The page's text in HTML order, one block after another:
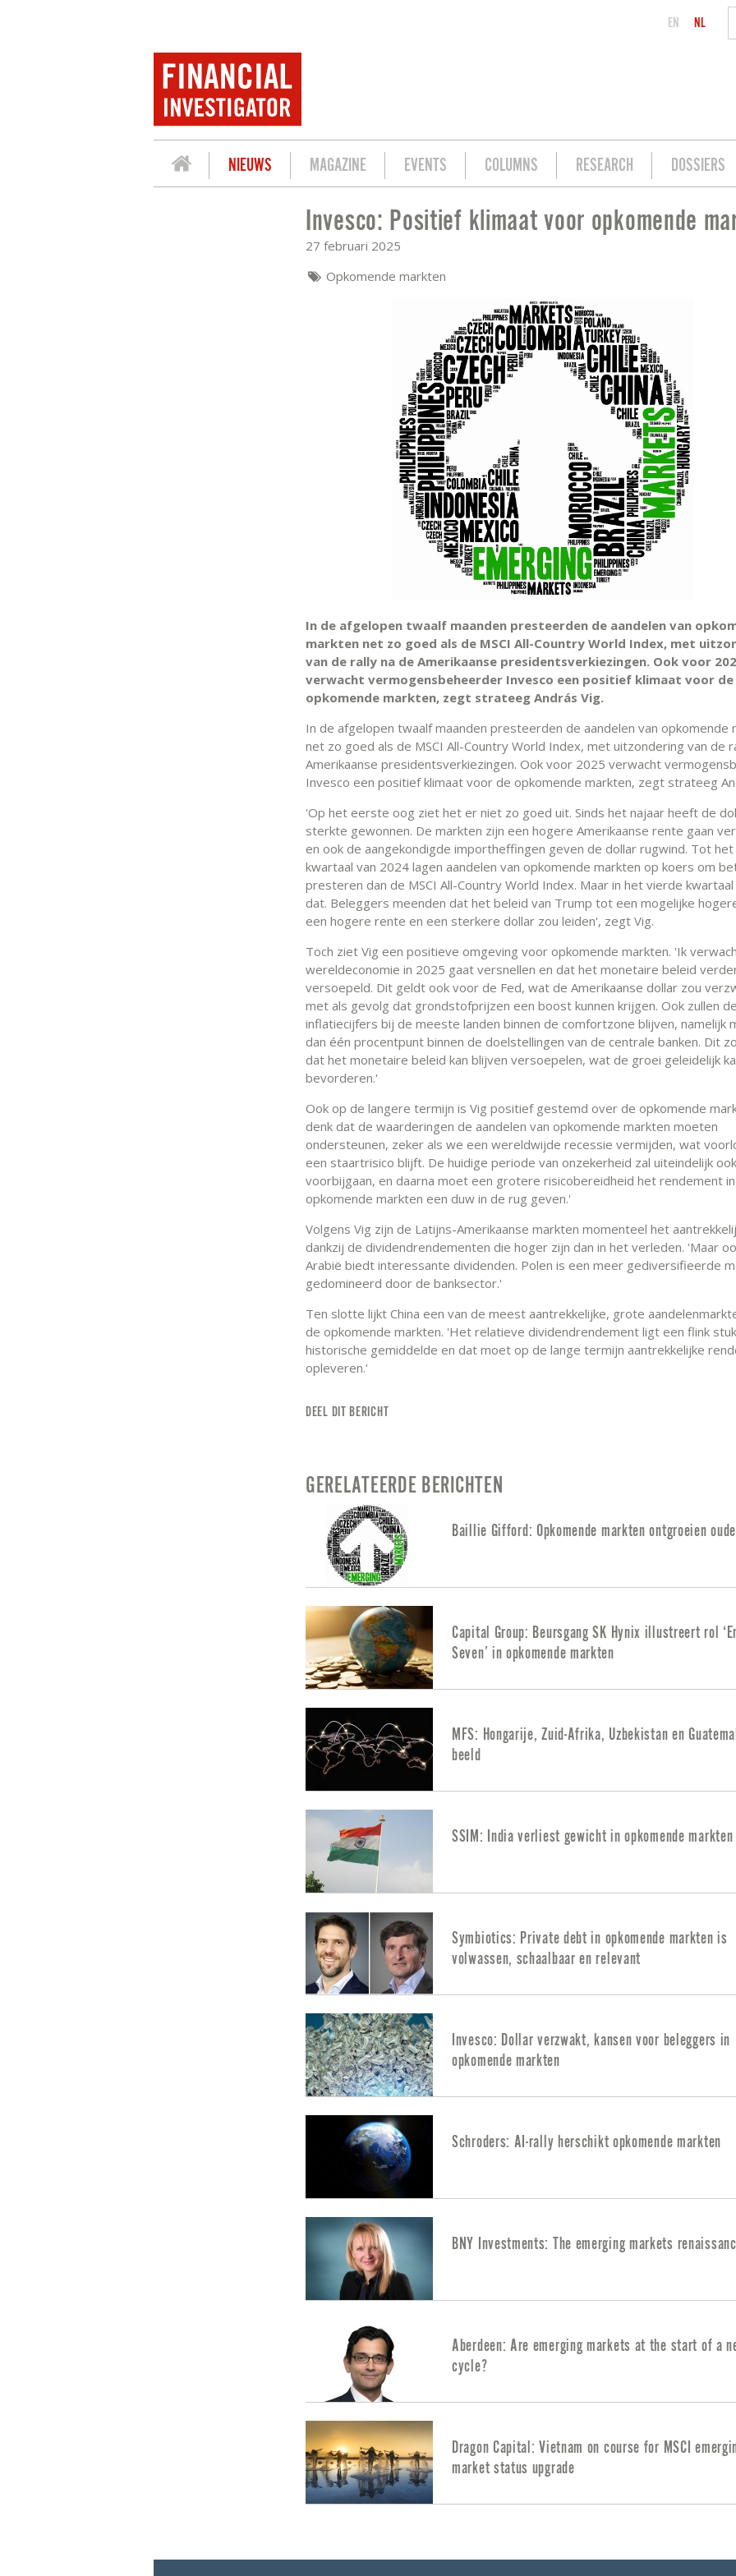
EN NL
NIEUWS MAGAZINE EVENTS COLUMNS RESEARCH DOSSIERS
INVESCO: POSITIEF KLIMAAT VOOR OPKOMENDE MARKTEN
Invesco: Positief klimaat voor opkomende
27 februari 2025
Opkomende markten
In de afgelopen twaalf maanden presteerden de aandelen van
markten net zo goed als de MSCI All-Country World Index, met
van de rally na de Amerikaanse presidentsverkiezingen. Ook voor
verwacht vermogensbeheerder Invesco een positief klimaat voor de
opkomende markten, zegt strateeg András Vig.
In de afgelopen twaalf maanden presteerden de aandelen van opkomende
net zo goed als de MSCI All-Country World Index, met uitzondering van de
Amerikaanse presidentsverkiezingen. Ook voor 2025 verwacht
Invesco een positief klimaat voor de opkomende markten, zegt strateeg
'Op het eerste oog ziet het er niet zo goed uit. Sinds het najaar heeft de
sterkte gewonnen. De markten zijn een hogere Amerikaanse rente gaan
en ook de aangekondigde importheffingen geven de dollar rugwind. Tot
kwartaal van 2024 lagen aandelen van opkomende markten op koers om
presteren dan de MSCI All-Country World Index. Maar in het vierde
dat. Beleggers meenden dat het beleid van Trump tot een mogelijke
een hogere rente en een sterkere dollar zou leiden', zegt Vig.
Toch ziet Vig een positieve omgeving voor opkomende markten. 'Ik
wereldeconomie in 2025 gaat versnellen en dat het monetaire beleid
versoepeld. Dit geldt ook voor de Fed, wat de Amerikaanse dollar zou
met als gevolg dat grondstofprijzen een boost kunnen krijgen. Ook zullen de
inflatiecijfers bij de meeste landen binnen de comfortzone blijven, namelijk
dan één procentpunt binnen de doelstellingen van de centrale banken. Dit
dat het monetaire beleid kan blijven versoepelen, wat de groei geleidelijk
bevorderen.'
Ook op de langere termijn is Vig positief gestemd over de opkomende
denk dat de waarderingen de aandelen van opkomende markten moeten
ondersteunen, zeker als we een wereldwijde recessie vermijden, wat
een staartrisico blijft. De huidige periode van onzekerheid zal uiteindelijk ook
voorbijgaan, en daarna moet een grotere risicobereidheid het rendement in
opkomende markten een duw in de rug geven.'
Volgens Vig zijn de Latijns-Amerikaanse markten momenteel het
dankzij de dividendrendementen die hoger zijn dan in het verleden. 'Maar
Arabië biedt interessante dividenden. Polen is een meer gediversifieerde
gedomineerd door de banksector.'
Ten slotte lijkt China een van de meest aantrekkelijke, grote
de opkomende markten. 'Het relatieve dividendrendement ligt een flink
historische gemiddelde en dat moet op de lange termijn aantrekkelijke
opleveren.'
DEEL DIT BERICHT
GERELATEERDE BERICHTEN
Baillie Gifford: Opkomende markten ontgroeien
Capital Group: Beursgang SK Hynix illustreert rol
Seven’ in opkomende markten
MFS: Hongarije, Zuid-Afrika, Uzbekistan en
beeld
SSIM: India verliest gewicht in opkomende markten
Symbiotics: Private debt in opkomende markten is
volwassen, schaalbaar en relevant
Invesco: Dollar verzwakt, kansen voor beleggers in
opkomende markten
Schroders: AI-rally herschikt opkomende markten
BNY Investments: The emerging markets
Aberdeen: Are emerging markets at the start of a
cycle?
Dragon Capital: Vietnam on course for MSCI
market status upgrade